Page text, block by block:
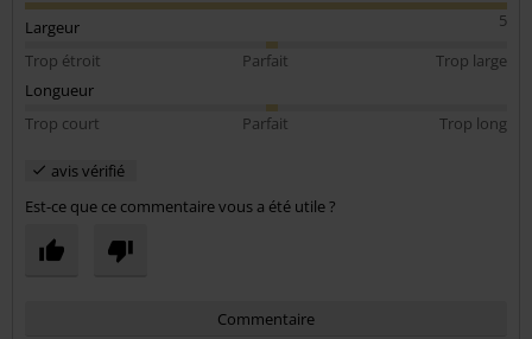
5
Largeur
Trop étroit
Parfait
Trop large
Longueur
Trop court
Parfait Trop long
avis vérifié
Est-ce que ce commentaire vous a été utile ?
Commentaire